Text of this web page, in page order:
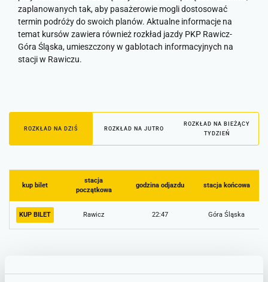
zaplanowanych tak, aby pasażerowie mogli dostosować
termin podróży do swoich planów. Aktualne informacje na
temat kursów zawiera również rozkład jazdy PKP Rawicz-
Góra Śląska, umieszczony w gablotach informacyjnych na
stacji w Rawiczu.
ROZKŁAD NA DZIŚ ROZKŁAD NA JUTRO
ROZKŁAD NA BIEŻĄCY
TYDZIEŃ
stacja
początkowa
godzina odjazdu stacja końcowa
kup bilet
Rawicz 22:47 Góra Śląska
KUP BILET